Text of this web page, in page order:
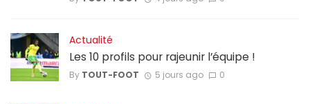
Actualité
Les 10 profils pour rajeunir l’équipe !
By TOUT-FOOT 5 jours ago 0